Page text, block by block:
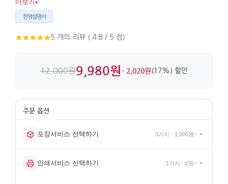
지름 9cm, 높이 9.5cm의 적당한 크기로 부담 없이 사용하기
좋습니다.
더보기 ▾
한영설명서
5 개의 리뷰 ( 4.8 / 5 점)
12,000원9,980원- 2,020원 (17%) 할인
포장서비스 선택하기 3가지 · 1,000원~
인쇄서비스 선택하기 1가지 · 0원~